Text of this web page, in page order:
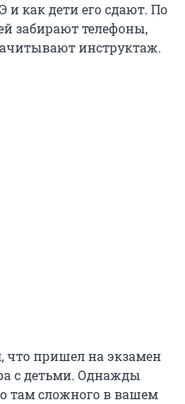
и как дети его сдают. По
забирают телефоны,
инструктаж.
что пришел на экзамен
с детьми. Однажды
там сложного в вашем